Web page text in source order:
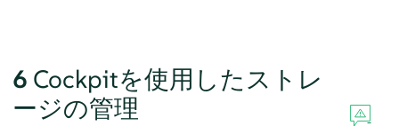
6 Cockpitを使用したストレ
ージの管理